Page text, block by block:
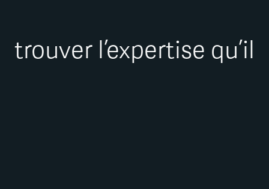
trouver l’expertise qu’il